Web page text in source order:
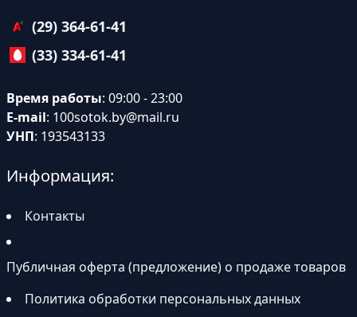
(29) 364-61-41
(33) 334-61-41
Время работы: 09:00 - 23:00
E-mail: 100sotok.by@mail.ru
УНП: 193543133
Информация:
Контакты
Публичная оферта (предложение) о продаже товаров
Политика обработки персональных данных